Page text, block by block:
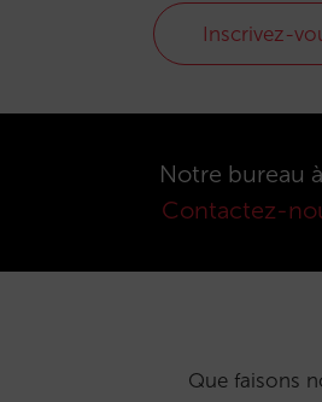
Inscrivez-
Notre bureau
Contactez-
Que faisons